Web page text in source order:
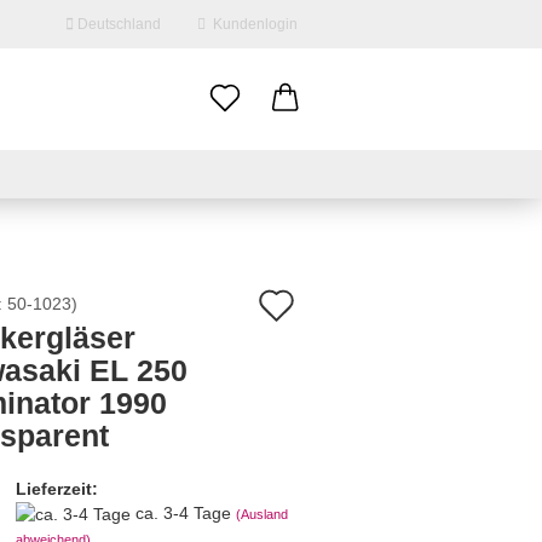
Deutschland Kundenlogin
vergessen?
50-1023)
EL 250
1990
Lieferzeit:
ca. 3-4 Tage (Ausland